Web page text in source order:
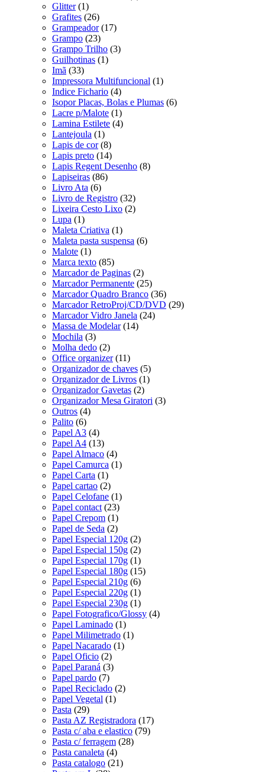
Glitter (1)
Grafites (26)
Grampeador (17)
Grampo (23)
Grampo Trilho (3)
Guilhotinas (1)
Imã (33)
Impressora Multifuncional (1)
Indice Fichario (4)
Isopor Placas, Bolas e Plumas (6)
Lacre p/Malote (1)
Lamina Estilete (4)
Lantejoula (1)
Lapis de cor (8)
Lapis preto (14)
Lapis Regent Desenho (8)
Lapiseiras (86)
Livro Ata (6)
Livro de Registro (32)
Lixeira Cesto Lixo (2)
Lupa (1)
Maleta Criativa (1)
Maleta pasta suspensa (6)
Malote (1)
Marca texto (85)
Marcador de Paginas (2)
Marcador Permanente (25)
Marcador Quadro Branco (36)
Marcador RetroProj/CD/DVD (29)
Marcador Vidro Janela (24)
Massa de Modelar (14)
Mochila (3)
Molha dedo (2)
Office organizer (11)
Organizador de chaves (5)
Organizador de Livros (1)
Organizador Gavetas (2)
Organizador Mesa Giratori (3)
Outros (4)
Palito (6)
Papel A3 (4)
Papel A4 (13)
Papel Almaco (4)
Papel Camurca (1)
Papel Carta (1)
Papel cartao (2)
Papel Celofane (1)
Papel contact (23)
Papel Crepom (1)
Papel de Seda (2)
Papel Especial 120g (2)
Papel Especial 150g (2)
Papel Especial 170g (1)
Papel Especial 180g (15)
Papel Especial 210g (6)
Papel Especial 220g (1)
Papel Especial 230g (1)
Papel Fotografico/Glossy (4)
Papel Laminado (1)
Papel Milimetrado (1)
Papel Nacarado (1)
Papel Oficio (2)
Papel Paraná (3)
Papel pardo (7)
Papel Reciclado (2)
Papel Vegetal (1)
Pasta (29)
Pasta AZ Registradora (17)
Pasta c/ aba e elastico (79)
Pasta c/ ferragem (28)
Pasta canaleta (4)
Pasta catalogo (21)